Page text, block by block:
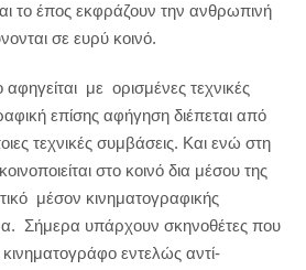
το έπος εκφράζουν την ανθρωπινή
σε ευρύ κοινό.
αφηγείται με ορισμένες τεχνικές
επίσης αφήγηση διέπεται από
τεχνικές συμβάσεις. Και ενώ στη
στο κοινό δια μέσου της
μέσον κινηματογραφικής
Σήμερα υπάρχουν σκηνοθέτες που
εντελώς αντί-